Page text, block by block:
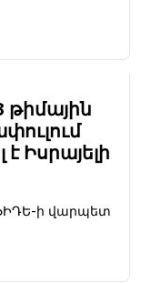
Իսրայելի
ի վարպետ